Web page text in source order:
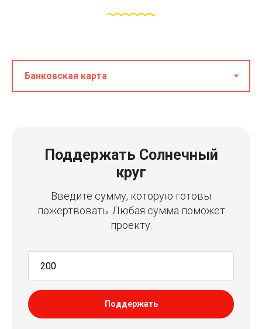
Поддержать Солнечный
круг
Введите сумму, которую готовы
пожертвовать. Любая сумма поможет
проекту.
Поддержать